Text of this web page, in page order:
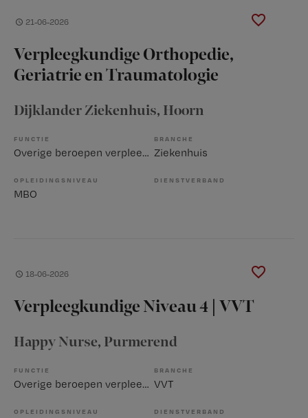
21-06-2026
Verpleegkundige Orthopedie,
Geriatrie en Traumatologie
Dijklander Ziekenhuis, Hoorn
FUNCTIE
Overige beroepen verpleegkunde
BRANCHE
Ziekenhuis
OPLEIDINGSNIVEAU
MBO
DIENSTVERBAND
18-06-2026
Verpleegkundige Niveau 4 | VVT
Happy Nurse, Purmerend
FUNCTIE
Overige beroepen verpleegkunde
BRANCHE
VVT
OPLEIDINGSNIVEAU DIENSTVERBAND